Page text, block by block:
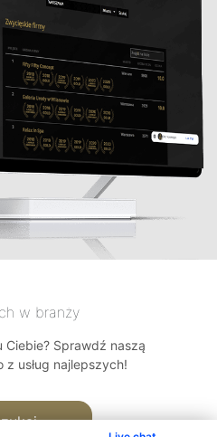
w branży
Sprawdź naszą
usług najlepszych!